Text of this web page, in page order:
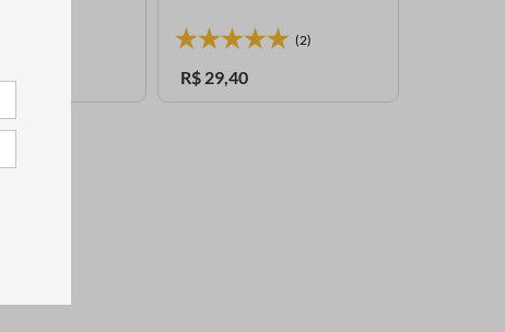
(2)
R$ 29,40